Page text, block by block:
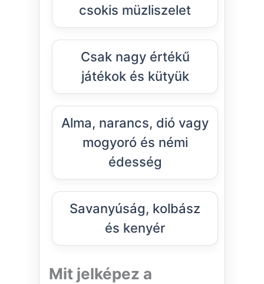
csokis müzliszelet
Csak nagy értékű
játékok és kütyük
Alma, narancs, dió vagy
mogyoró és némi
édesség
Savanyúság, kolbász
és kenyér
Mit jelképez a